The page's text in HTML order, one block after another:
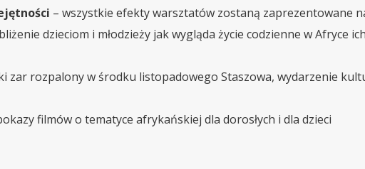
– wszystkie efekty warsztatów zostaną zaprezentowane
dzieciom i młodzieży jak wygląda życie codzienne w Afryce
zar rozpalony w środku listopadowego Staszowa, wydarzenie
filmów o tematyce afrykańskiej dla dorosłych i dla dzieci